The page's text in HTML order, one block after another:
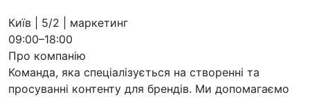
Київ | 5/2 | маркетинг
09:00–18:00
Про компанію
Команда, яка спеціалізується на створенні та
просуванні контенту для брендів. Ми допомагаємо